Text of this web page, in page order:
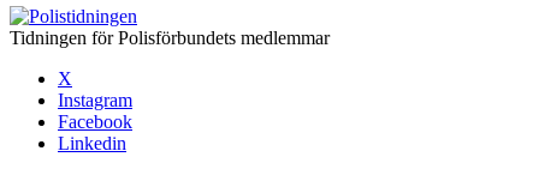
Tidningen för Polisförbundets medlemmar
X
Instagram
Facebook
Linkedin